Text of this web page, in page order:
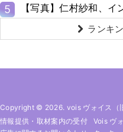
5 【写真】仁村紗和、イ
ランキ
Copyright © 2026. vois ヴォイス（
情報提供・取材案内の受付
Vois ヴ